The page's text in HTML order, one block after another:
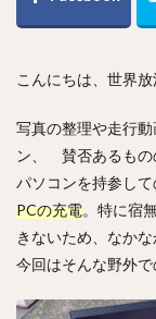
こんにちは、世界
写真の整理や走行
ン、 賛否あるもの
パソコンを持参し
PCの充電。特に宿
きないため、なかな
今回はそんな野外で